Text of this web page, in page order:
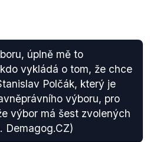
úplně mě to
vykládá o tom, že chce
Polčák, který je
výboru, pro
výbor má šest zvolených
Demagog.CZ)